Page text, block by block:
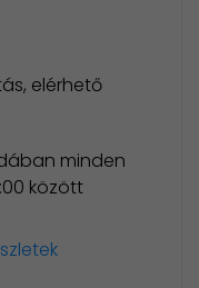
elérhető
minden
között